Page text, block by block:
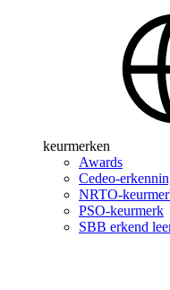
keurmerken
Awards
Cedeo-
NRTO-
PSO-keurmerk
SBB erkend